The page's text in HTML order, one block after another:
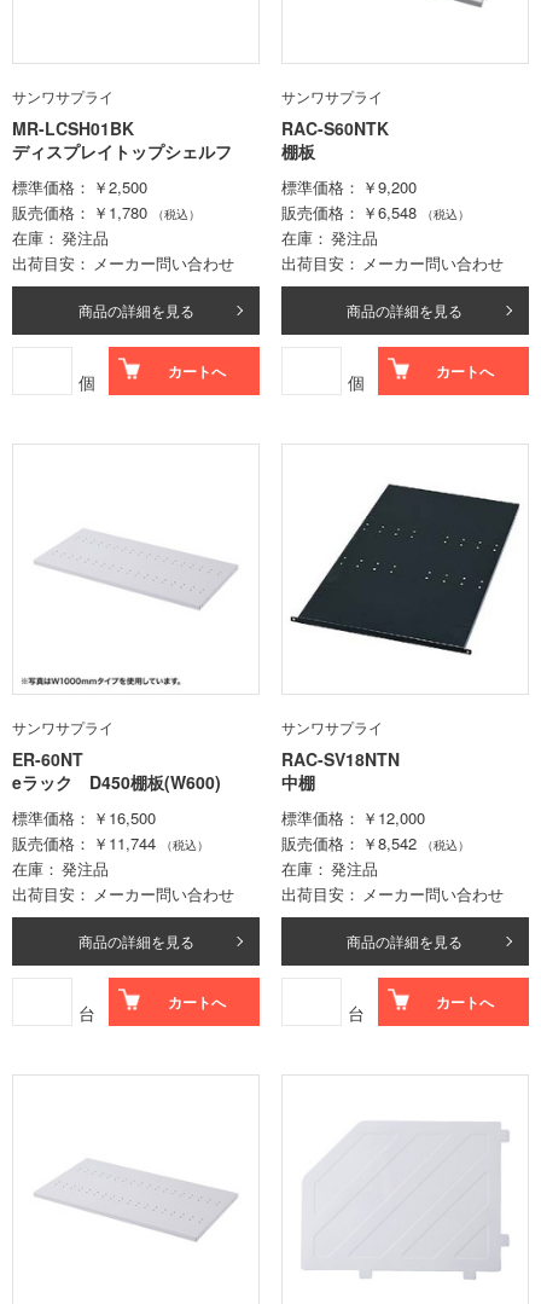
サンワサプライ
MR-LCSH01BK
ディスプレイトップシェルフ
標準価格
￥2,500
販売価格
￥1,780 （税込）
在庫
発注品
出荷目安
メーカー問い合わせ
商品の詳細を見る
個 カートへ
サンワサプライ
RAC-S60NTK
棚板
標準価格
￥9,200
販売価格
￥6,548 （税込）
在庫
発注品
出荷目安
メーカー問い合わせ
商品の詳細を見る
個 カートへ
サンワサプライ
ER-60NT
eラック D450棚板(W600)
標準価格
￥16,500
販売価格
￥11,744 （税込）
在庫
発注品
出荷目安
メーカー問い合わせ
商品の詳細を見る
台 カートへ
サンワサプライ
RAC-SV18NTN
中棚
標準価格
￥12,000
販売価格
￥8,542 （税込）
在庫
発注品
出荷目安
メーカー問い合わせ
商品の詳細を見る
台 カートへ